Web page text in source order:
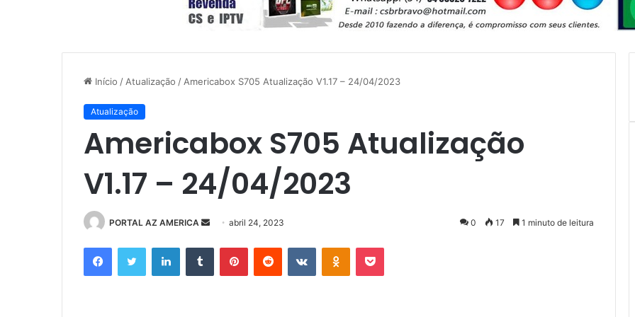
Início / Atualização / Americabox S705 Atualização V1.17 – 24/04/2023
Atualização
Americabox S705 Atualização
V1.17 – 24/04/2023
PORTAL AZ AMERICA
d
abril 24, 2023 0 17 1 minuto de leitura